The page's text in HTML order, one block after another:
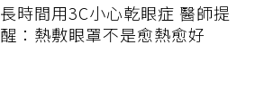
長時間用3C小心乾眼症 醫師提
醒：熱敷眼罩不是愈熱愈好